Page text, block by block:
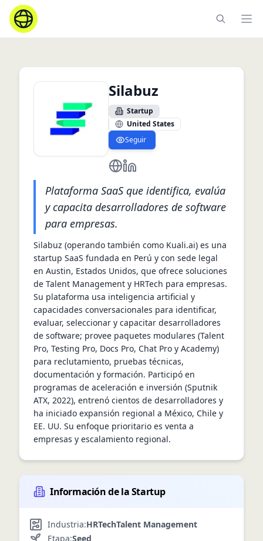
Silabuz
Startup
United States
Seguir
https://silabuz.com/
https://www.linkedin.com/
Plataforma SaaS que identifica, evalúa
y capacita desarrolladores de software
para empresas.
Silabuz (operando también como Kuali.ai) es una
startup SaaS fundada en Perú y con sede legal
en Austin, Estados Unidos, que ofrece soluciones
de Talent Management y HRTech para empresas.
Su plataforma usa inteligencia artificial y
capacidades conversacionales para identificar,
evaluar, seleccionar y capacitar desarrolladores
de software; provee paquetes modulares (Talent
Pro, Testing Pro, Docs Pro, Chat Pro y Academy)
para reclutamiento, pruebas técnicas,
documentación y formación. Participó en
programas de aceleración e inversión (Sputnik
ATX, 2022), entrenó cientos de desarrolladores y
ha iniciado expansión regional a México, Chile y
EE. UU. Su enfoque prioritario es venta a
empresas y escalamiento regional.
Información de la Startup
Industria:HRTechTalent Management
Etapa:Seed